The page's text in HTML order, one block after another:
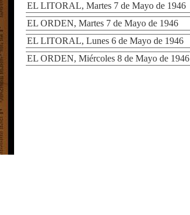
EL LITORAL, Martes 7 de Mayo de 1946
EL ORDEN, Martes 7 de Mayo de 1946
EL LITORAL, Lunes 6 de Mayo de 1946
EL ORDEN, Miércoles 8 de Mayo de 1946